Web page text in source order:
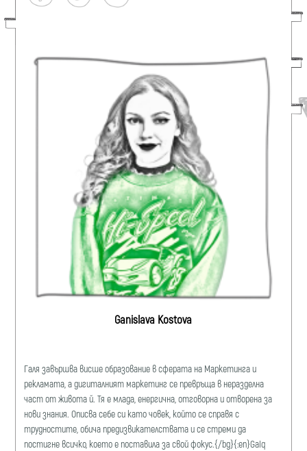
Ganislava Kostova
Галя завършва висше образование в сферата на Маркетинга и
рекламата, a дигиталният маркетинг се превръща в неразделна
част от живота й. Тя е млада, енергична, отговорна и отворена за
нови знания. Описва себе си като човек, който се справя с
трудностите, обича предизвикателствата и се стреми да
постигне всичко, което е поставила за свой фокус.{/bg}{:en}Galq